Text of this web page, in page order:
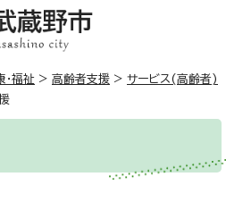
・福祉 > 高齢者支援 > サービス(高齢者)